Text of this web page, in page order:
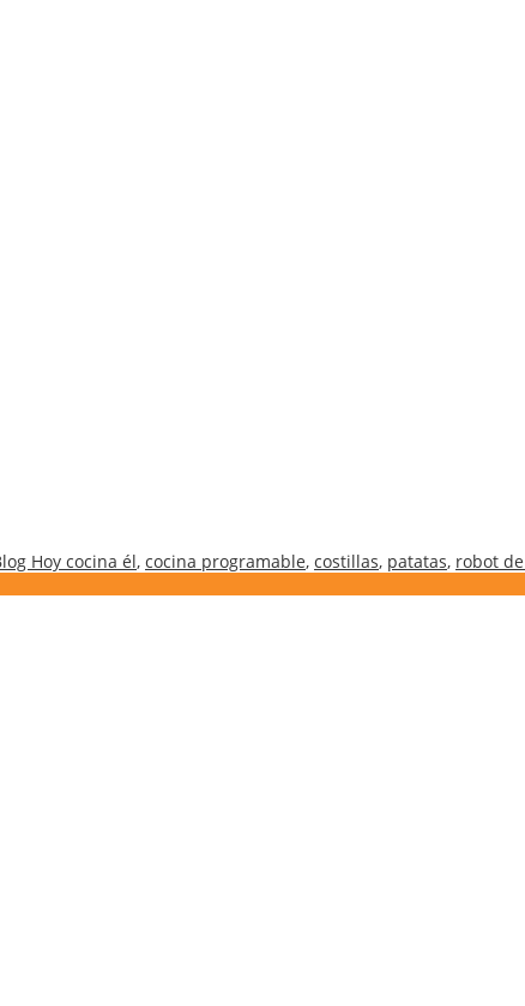
Hoy cocina él, cocina programable, costillas, patatas, robot